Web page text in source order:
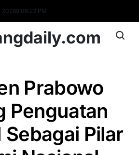
20269:06:23 PM
Prabowo
Penguatan
Sebagai Pilar